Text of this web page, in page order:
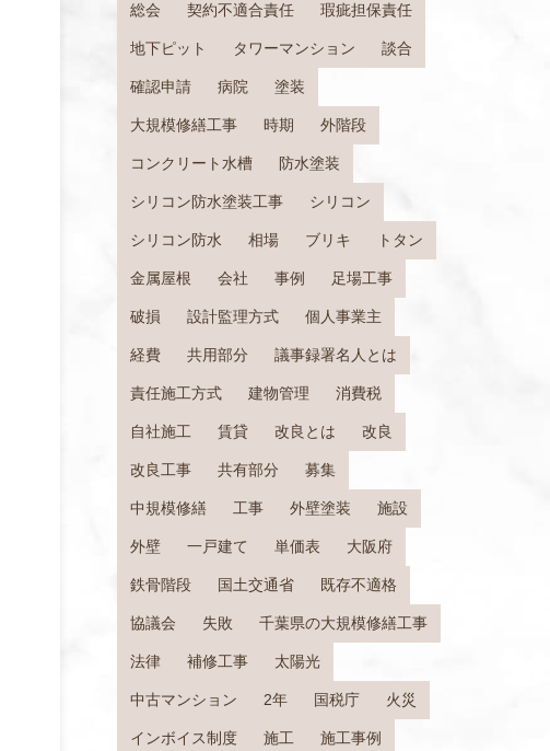
総会 契約不適合責任 瑕疵担保責任
地下ピット タワーマンション 談合
確認申請 病院 塗装
大規模修繕工事 時期 外階段
コンクリート水槽 防水塗装
シリコン防水塗装工事 シリコン
シリコン防水 相場 ブリキ トタン
金属屋根 会社 事例 足場工事
破損 設計監理方式 個人事業主
経費 共用部分 議事録署名人とは
責任施工方式 建物管理 消費税
自社施工 賃貸 改良とは 改良
改良工事 共有部分 募集
中規模修繕 工事 外壁塗装 施設
外壁 一戸建て 単価表 大阪府
鉄骨階段 国土交通省 既存不適格
協議会 失敗 千葉県の大規模修繕工事
法律 補修工事 太陽光
中古マンション 2年 国税庁 火災
インボイス制度 施工 施工事例